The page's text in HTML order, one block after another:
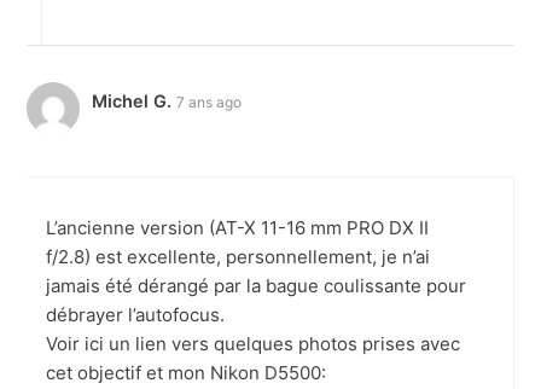
Michel G. 7 ans ago
L’ancienne version (AT-X 11-16 mm PRO DX II
f/2.8) est excellente, personnellement, je n’ai
jamais été dérangé par la bague coulissante pour
débrayer l’autofocus.
Voir ici un lien vers quelques photos prises avec
cet objectif et mon Nikon D5500: